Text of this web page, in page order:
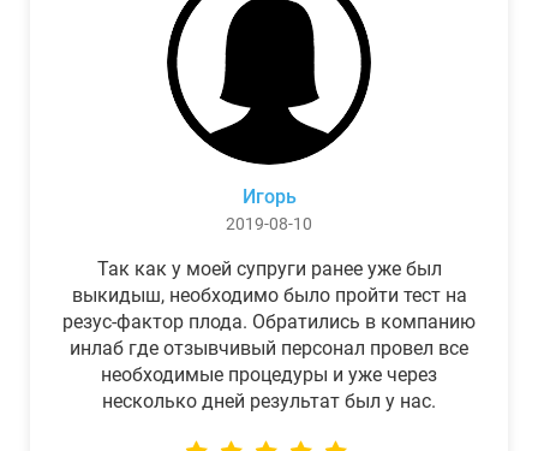
Игорь
2019-08-10
Так как у моей супруги ранее уже был
выкидыш, необходимо было пройти тест на
резус-фактор плода. Обратились в компанию
инлаб где отзывчивый персонал провел все
необходимые процедуры и уже через
несколько дней результат был у нас.